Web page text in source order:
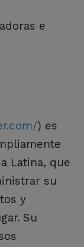
e
) es
Latina, que
su
y
Su